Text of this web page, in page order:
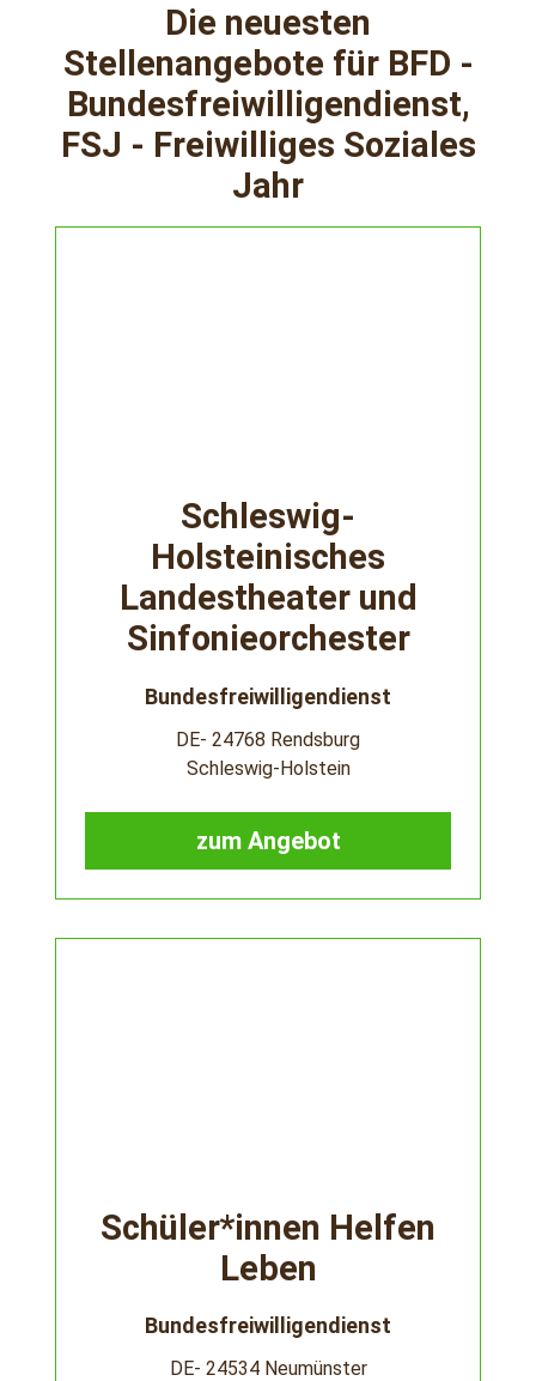
Die neuesten
Stellenangebote für BFD -
Bundesfreiwilligendienst,
FSJ - Freiwilliges Soziales
Jahr
Schleswig-
Holsteinisches
Landestheater und
Sinfonieorchester
Bundesfreiwilligendienst
DE- 24768 Rendsburg
Schleswig-Holstein
zum Angebot
Schüler*innen Helfen
Leben
Bundesfreiwilligendienst
DE- 24534 Neumünster